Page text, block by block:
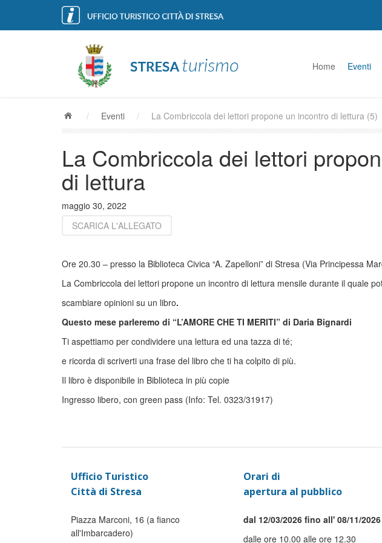
Home Eventi
/ Eventi / La Combriccola dei lettori propone un incontro di lettura (5)
La Combriccola dei lettori
di lettura
maggio 30, 2022
SCARICA L'ALLEGATO
Ore 20.30 – presso la Biblioteca Civica “A. Zapelloni” di Stresa (Via Principessa
La Combriccola dei lettori propone un incontro di lettura mensile durante il quale
scambiare opinioni su un libro.
Questo mese parleremo di “L’AMORE CHE TI MERITI” di Daria Bignardi
Ti aspettiamo per condividere una lettura ed una tazza di té;
e ricorda di scriverti una frase del libro che ti ha colpito di più.
Il libro è disponibile in Biblioteca in più copie
Ingresso libero, con green pass (Info: Tel. 0323/31917)
Ufficio Turistico
Città di Stresa
Piazza Marconi, 16 (a fianco
all'Imbarcadero)
Orari di
apertura al pubblico
dal 12/03/2026 fino all' 08/11/2026
dalle ore 10.00 alle ore 12.30